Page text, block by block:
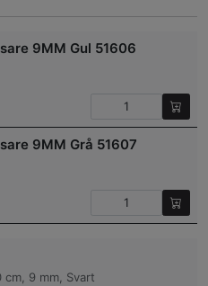
9MM Gul 51606
9MM Grå 51607
cm, 9 mm, Svart